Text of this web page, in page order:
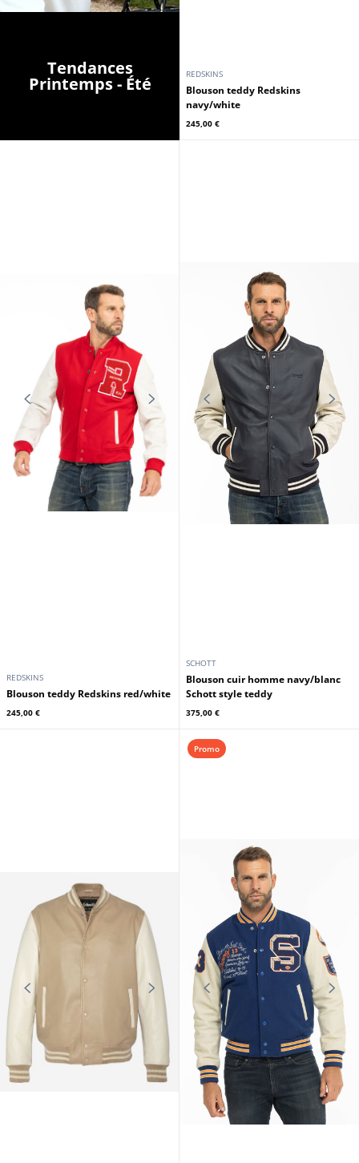
Tendances
Printemps - Été REDSKINS
Blouson teddy Redskins
navy/white
245,00 €
REDSKINS
Blouson teddy Redskins red/white
245,00 €
SCHOTT
Blouson cuir homme navy/blanc
Schott style teddy
375,00 €
Promo